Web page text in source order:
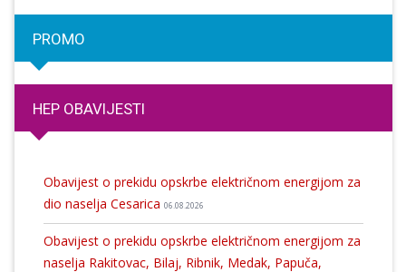
PROMO
HEP OBAVIJESTI
Obavijest o prekidu opskrbe električnom energijom za
dio naselja Cesarica 06.08.2026
Obavijest o prekidu opskrbe električnom energijom za
naselja Rakitovac, Bilaj, Ribnik, Medak, Papuča,